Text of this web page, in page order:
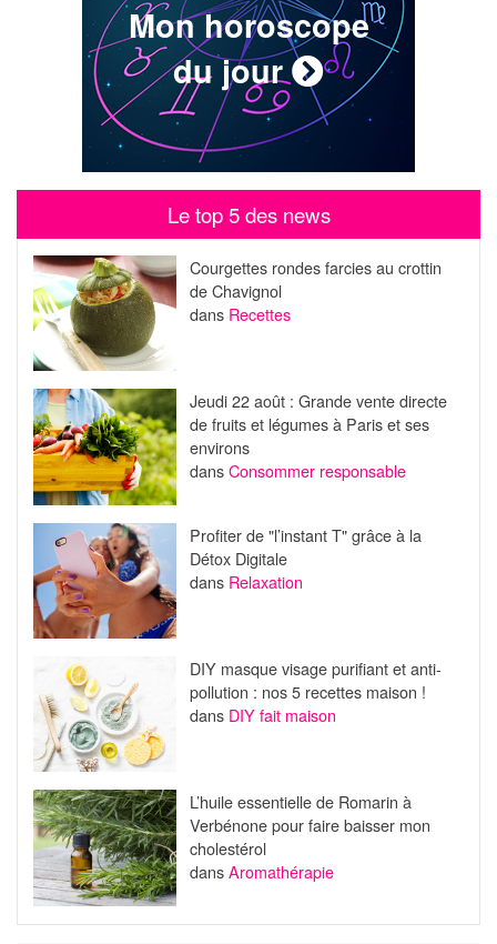
Mon horoscope
du jour
Le top 5 des news
Courgettes rondes farcies au crottin
de Chavignol
dans Recettes
Jeudi 22 août : Grande vente directe
de fruits et légumes à Paris et ses
environs
dansConsommer responsable
Profiter de "l’instant T" grâce à la
Détox Digitale
dans Relaxation
DIY masque visage purifiant et anti-
pollution : nos 5 recettes maison !
dans DIY fait maison
L’huile essentielle de Romarin à
Verbénone pour faire baisser mon
cholestérol
dansAromathérapie